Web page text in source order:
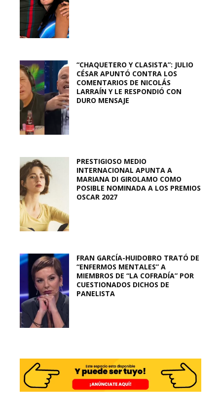
“CHAQUETERO Y CLASISTA”: JULIO
CÉSAR APUNTÓ CONTRA LOS
COMENTARIOS DE NICOLÁS
LARRAÍN Y LE RESPONDIÓ CON
DURO MENSAJE
PRESTIGIOSO MEDIO
INTERNACIONAL APUNTA A
MARIANA DI GIROLAMO COMO
POSIBLE NOMINADA A LOS PREMIOS
OSCAR 2027
FRAN GARCÍA-HUIDOBRO TRATÓ DE
“ENFERMOS MENTALES” A
MIEMBROS DE “LA COFRADÍA” POR
CUESTIONADOS DICHOS DE
PANELISTA